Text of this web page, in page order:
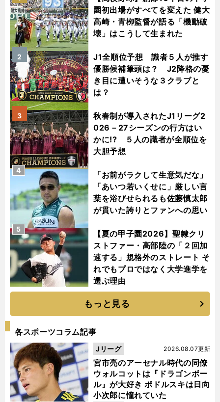
園初出場がすべてを変えた 健大
高崎・青栁監督が語る「機動破
壊」はこうして生まれた
J1全順位予想 識者５人が推す
優勝候補筆頭は？ J2降格の憂
き目に遭いそうな３クラブと
は？
2
秋春制が導入されたJ1リーグ2
026－27シーズンの行方はい
かに!? ５人の識者が全順位を
大胆予想
3
「お前がラクして生意気だな」
「あいつ若いくせに」厳しい言
葉を浴びせられるも佐藤慎太郎
が貫いた誇りとファンへの思い
4
【夏の甲子園2026】聖隷クリ
ストファー・高部陸の「２回加
速する」規格外のストレート そ
れでもプロではなく大学進学を
選ぶ理由
5
もっと見る
各スポーツコラム記事
宮市亮のアーセナル時代の同僚
ウォルコットは『ドラゴンボー
ル』が大好き ポドルスキは日向
小次郎に憧れていた
2026.08.07更新
Jリーグ